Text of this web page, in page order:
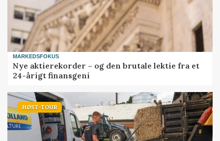
MARKEDSFOKUS
Nye aktierekorder – og den brutale lektie fra et
24-årigt finansgeni
HØST-TOUR